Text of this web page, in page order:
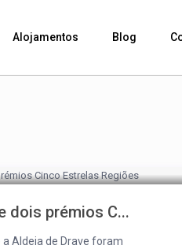
Alojamentos Blog
dois prémios C...
a Aldeia de Drave foram